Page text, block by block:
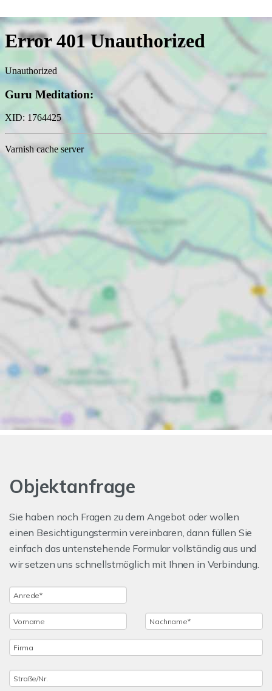
Objektanfrage
Sie haben noch Fragen zu dem Angebot oder wollen
einen Besichtigungstermin vereinbaren, dann füllen Sie
einfach das untenstehende Formular vollständig aus und
wir setzen uns schnellstmöglich mit Ihnen in Verbindung.